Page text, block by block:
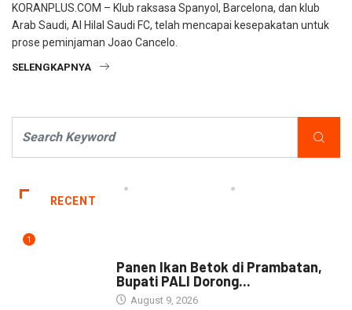
KORANPLUS.COM – Klub raksasa Spanyol, Barcelona, dan klub
Arab Saudi, Al Hilal Saudi FC, telah mencapai kesepakatan untuk
prose peminjaman Joao Cancelo.
SELENGKAPNYA
RECENT
1
Panen Ikan Betok di Prambatan,
Bupati PALI Dorong...
August 9, 2026